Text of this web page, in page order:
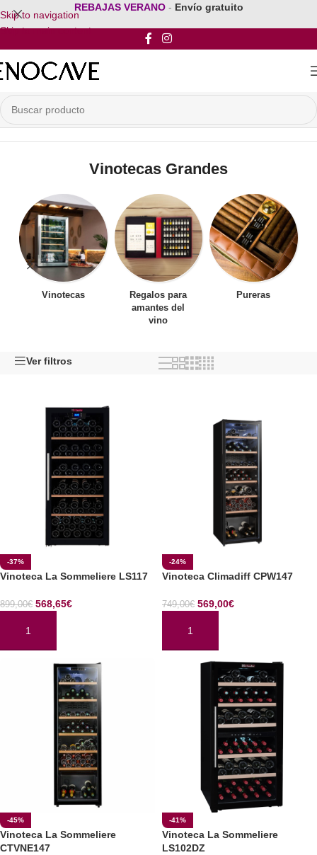
Skip to navigation
Skip to main content
REBAJAS VERANO - Envío gratuito
Inicio/Por Tamaño de la Vinoteca/Vinotecas Grandes
Vinotecas Grandes
Vinotecas
Regalos para
amantes del
vino
Pureras
Ver filtros
-37%
Vinoteca La Sommeliere LS117
899,00€ 568,65€
AÑADIR AL CARRITO
-24%
Vinoteca Climadiff CPW147
749,00€ 569,00€
AÑADIR AL CARRITO
-45%
Vinoteca La Sommeliere
CTVNE147
-41%
Vinoteca La Sommeliere
LS102DZ